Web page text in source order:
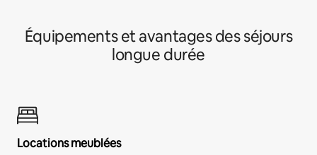
Équipements et avantages des séjours
longue durée
Locations meublées